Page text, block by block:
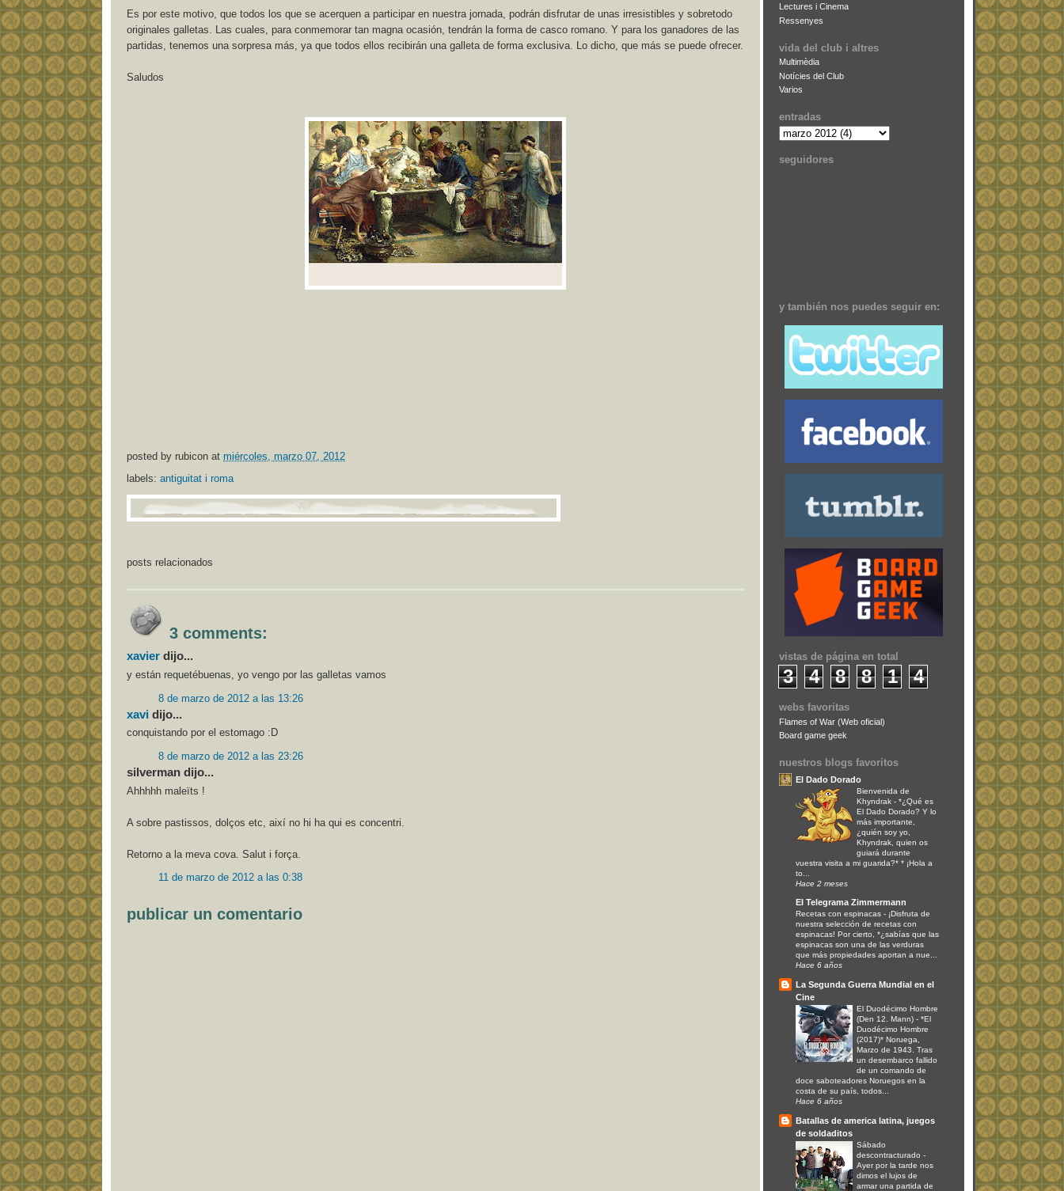
Es por este motivo, que todos los que se acerquen a participar en nuestra jornada, podrán disfrutar de unas irresistibles y sobretodo
originales galletas. Las cuales, para conmemorar tan magna ocasión, tendrán la forma de casco romano. Y para los ganadores de las
partidas, tenemos una sorpresa más, ya que todos ellos recibirán una galleta de forma exclusiva. Lo dicho, que más se puede ofrecer.
Saludos
posted by rubicon at miércoles, marzo 07, 2012
labels: antiguitat i roma
posts relacionados
3 comments:
xavier dijo...
y están requetébuenas, yo vengo por las galletas vamos
8 de marzo de 2012 a las 13:26
xavi dijo...
conquistando por el estomago :D
8 de marzo de 2012 a las 23:26
silverman dijo...
Ahhhhh maleïts !
A sobre pastissos, dolços etc, així no hi ha qui es concentri.
Retorno a la meva cova. Salut i força.
11 de marzo de 2012 a las 0:38
publicar un comentario
Lectures i Cinema
Ressenyes
vida del club i altres
Multimèdia
Notícies del Club
Varios
entradas
seguidores
y también nos puedes seguir en:
vistas de página en total
3 4 8 8 1 4
webs favoritas
Flames of War (Web oficial)
Board game geek
nuestros blogs favoritos
El Dado Dorado
Bienvenida de
Khyndrak - *¿Qué es
El Dado Dorado? Y lo
más importante,
¿quién soy yo,
Khyndrak, quien os
guiará durante
vuestra visita a mi guarida?* * ¡Hola a
to...
Hace 2 meses
El Telegrama Zimmermann
Recetas con espinacas - ¡Disfruta de
nuestra selección de recetas con
espinacas! Por cierto, *¿sabías que las
espinacas son una de las verduras
que más propiedades aportan a nue...
Hace 6 años
La Segunda Guerra Mundial en el
Cine
El Duodécimo Hombre
(Den 12. Mann) - *El
Duodécimo Hombre
(2017)* Noruega,
Marzo de 1943. Tras
un desembarco fallido
de un comando de
doce saboteadores Noruegos en la
costa de su país, todos...
Hace 6 años
Batallas de america latina, juegos
de soldaditos
Sábado
descontracturado -
Ayer por la tarde nos
dimos el lujos de
armar una partida de